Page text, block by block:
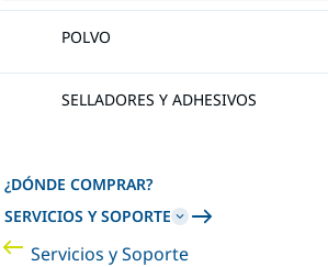
POLVO
SELLADORES Y ADHESIVOS
¿DÓNDE COMPRAR?
SERVICIOS Y SOPORTE
Servicios y Soporte